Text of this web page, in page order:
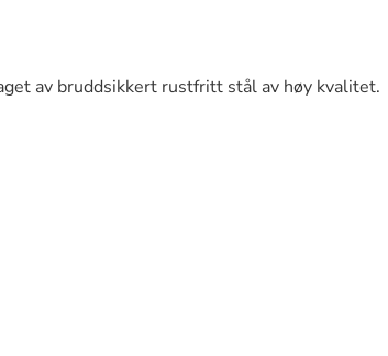
av bruddsikkert rustfritt stål av høy kvalitet.